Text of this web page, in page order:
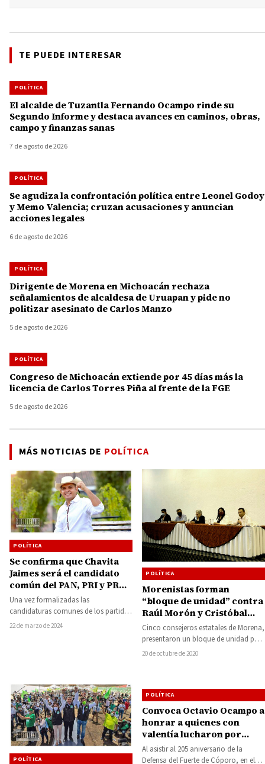
TE PUEDE INTERESAR
POLÍTICA
El alcalde de Tuzantla Fernando Ocampo rinde su
Segundo Informe y destaca avances en caminos, obras,
campo y finanzas sanas
7 de agosto de 2026
POLÍTICA
Se agudiza la confrontación política entre Leonel Godoy
y Memo Valencia; cruzan acusaciones y anuncian
acciones legales
6 de agosto de 2026
POLÍTICA
Dirigente de Morena en Michoacán rechaza
señalamientos de alcaldesa de Uruapan y pide no
politizar asesinato de Carlos Manzo
5 de agosto de 2026
POLÍTICA
Congreso de Michoacán extiende por 45 días más la
licencia de Carlos Torres Piña al frente de la FGE
5 de agosto de 2026
MÁS NOTICIAS DE POLÍTICA
POLÍTICA
Se confirma que Chavita
Jaimes será el candidato
común del PAN, PRI y PRD
para la Diputación Local
con cabecera en Huetamo
Una vez formalizadas las
candidaturas comunes de los partidos
Acción Nacional (PAN),
22 de marzo de 2024
POLÍTICA
Morenistas forman
“bloque de unidad” contra
Raúl Morón y Cristóbal
Arias
Cinco consejeros estatales de Morena,
presentaron un bloque de unidad para
cerrarles el paso en sus aspiraciones
20 de octubre de 2020
POLÍTICA
POLÍTICA
Convoca Octavio Ocampo a
honrar a quienes con
valentía lucharon por
nuestra Independencia
Al asistir al 205 aniversario de la
Defensa del Fuerte de Cóporo, en el